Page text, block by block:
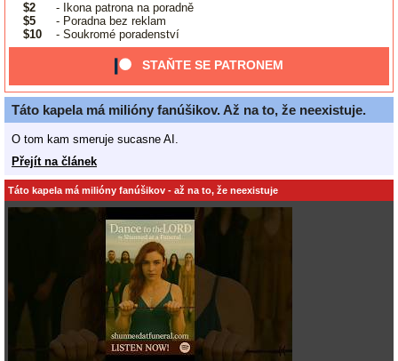
$2
- Ikona patrona na poradně
$5
- Poradna bez reklam
$10
- Soukromé poradenství
STAŇTE SE PATRONEM
Táto kapela má milióny fanúšikov. Až na to, že neexistuje.
O tom kam smeruje sucasne AI.
Přejít na článek
Táto kapela má milióny fanúšikov - až na to, že neexistuje